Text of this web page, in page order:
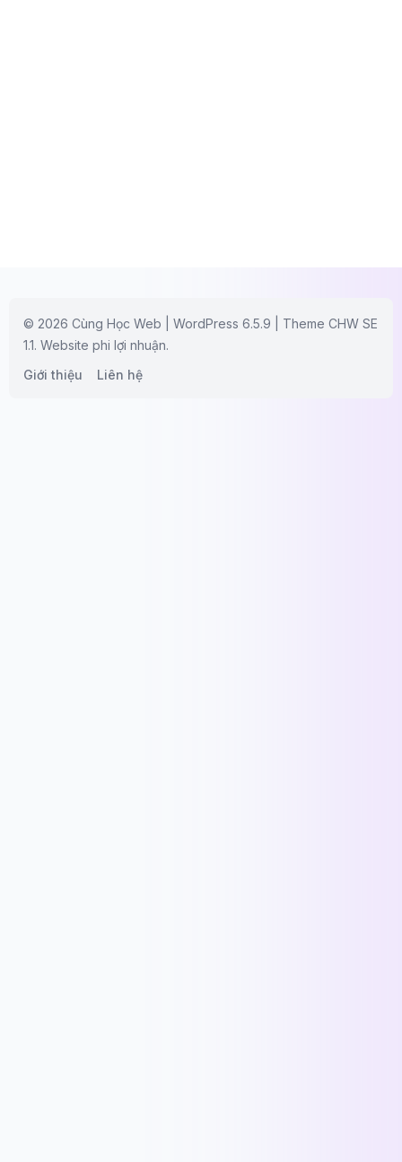
© 2026 Cùng Học Web | WordPress 6.5.9 | Theme CHW SE
1.1. Website phi lợi nhuận.
Giới thiệu
Liên hệ